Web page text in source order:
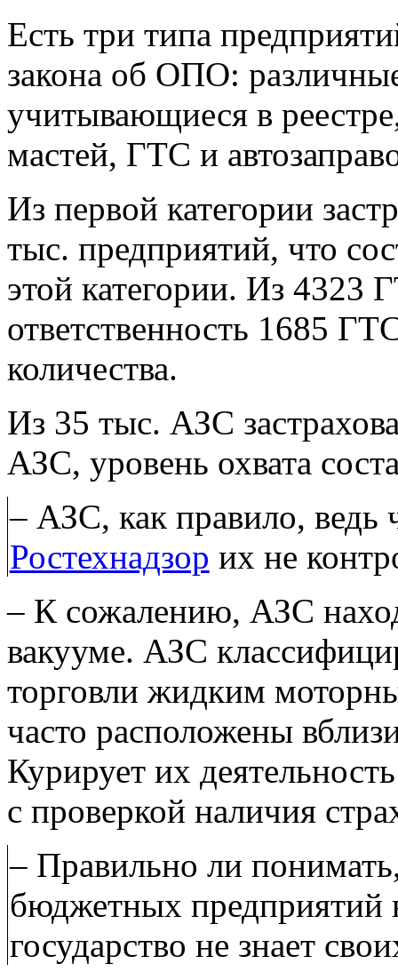
Есть три типа
закона об ОПО:
учитывающиеся в
мастей, ГТС и
Из первой категории
тыс. предприятий, что
этой категории. Из 4323
ответственность 1685
количества.
Из 35 тыс. АЗС
АЗС, уровень охвата
– АЗС, как правило, ведь
Ростехнадзор их не
– К сожалению, АЗС
вакууме. АЗС
торговли жидким
часто расположены
Курирует их
с проверкой наличия
– Правильно ли
бюджетных предприятий
государство не знает